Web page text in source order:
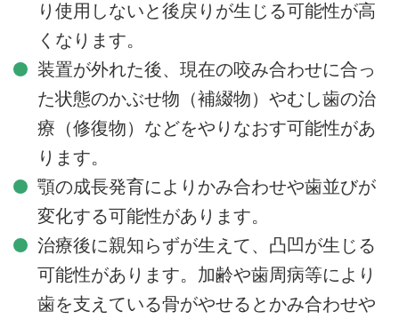
り使用しないと後戻りが生じる可能性が高
くなります。
装置が外れた後、現在の咬み合わせに合っ
た状態のかぶせ物（補綴物）やむし歯の治
療（修復物）などをやりなおす可能性があ
ります。
顎の成長発育によりかみ合わせや歯並びが
変化する可能性があります。
治療後に親知らずが生えて、凸凹が生じる
可能性があります。加齢や歯周病等により
歯を支えている骨がやせるとかみ合わせや